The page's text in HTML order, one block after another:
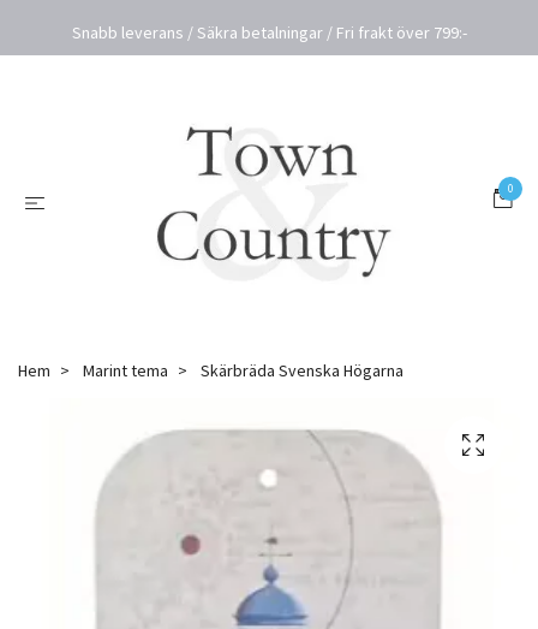
Snabb leverans / Säkra betalningar / Fri frakt över 799:-
0
Hem Marint tema Skärbräda Svenska Högarna